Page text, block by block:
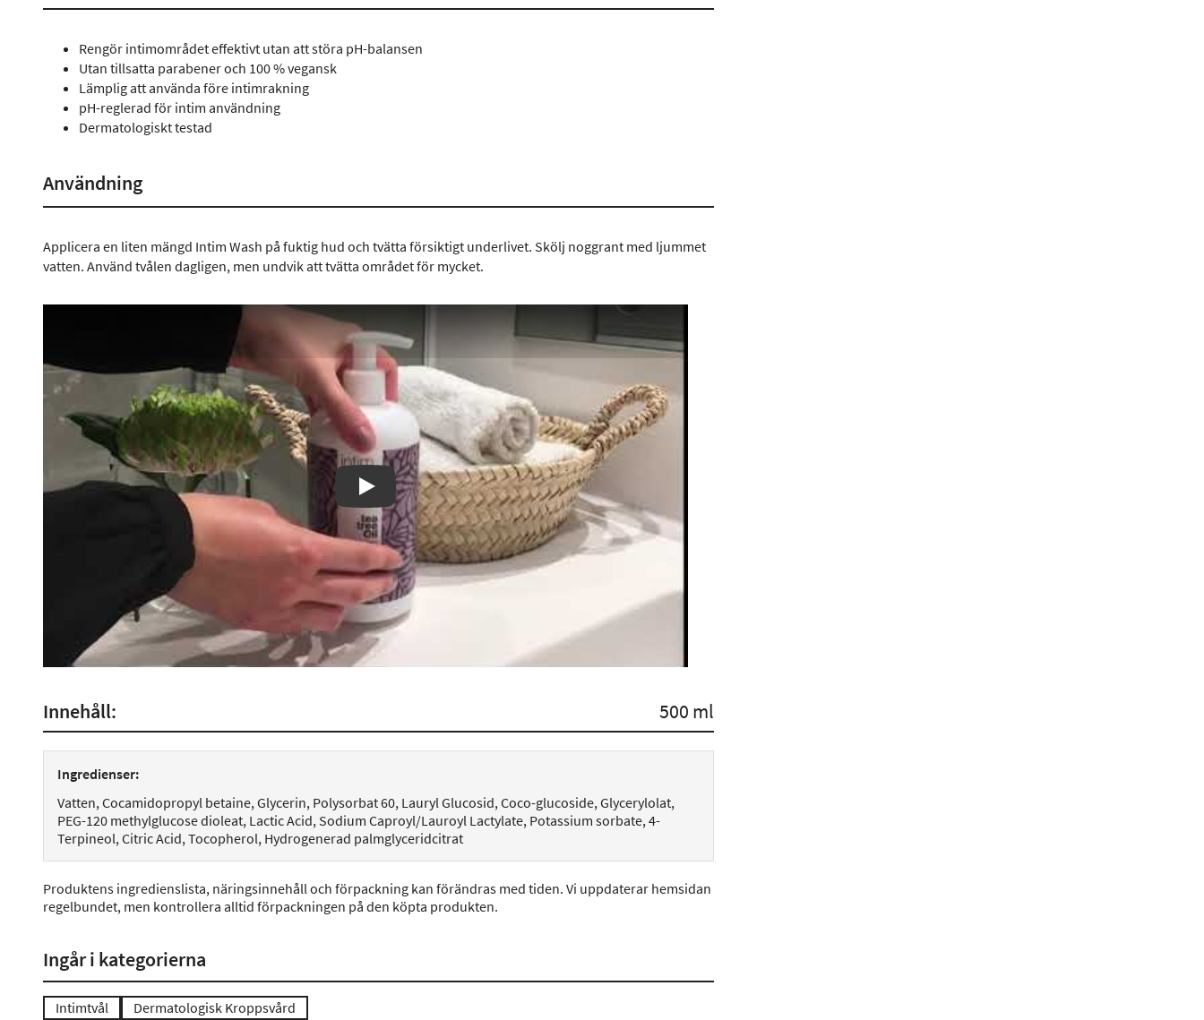
Rengör intimområdet effektivt utan att störa pH-balansen
Utan tillsatta parabener och 100 % vegansk
Lämplig att använda före intimrakning
pH-reglerad för intim användning
Dermatologiskt testad
Användning
Applicera en liten mängd Intim Wash på fuktig hud och tvätta försiktigt underlivet. Skölj noggrant med ljummet
vatten. Använd tvålen dagligen, men undvik att tvätta området för mycket.
Play
Innehåll: 500 ml
Ingredienser:
Vatten, Cocamidopropyl betaine, Glycerin, Polysorbat 60, Lauryl Glucosid, Coco-glucoside, Glycerylolat,
PEG-120 methylglucose dioleat, Lactic Acid, Sodium Caproyl/Lauroyl Lactylate, Potassium sorbate, 4-
Terpineol, Citric Acid, Tocopherol, Hydrogenerad palmglyceridcitrat
Produktens ingredienslista, näringsinnehåll och förpackning kan förändras med tiden. Vi uppdaterar hemsidan
regelbundet, men kontrollera alltid förpackningen på den köpta produkten.
Ingår i kategorierna
Intimtvål Dermatologisk Kroppsvård